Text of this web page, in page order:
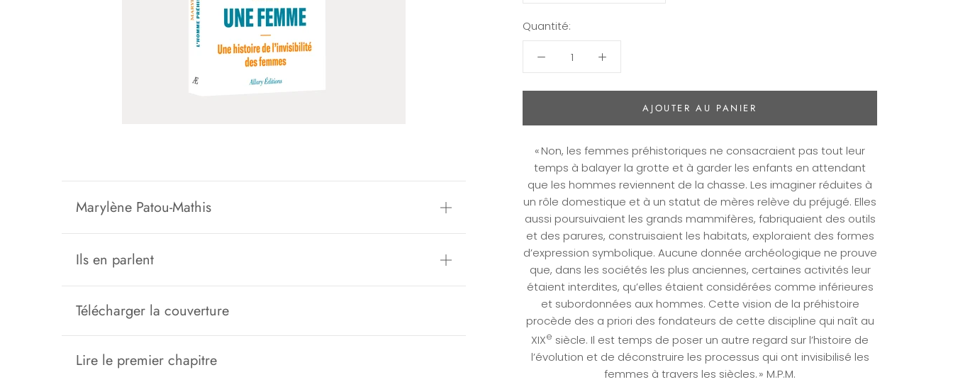
Quantité:
AJOUTER AU PANIER
« Non, les femmes préhistoriques ne consacraient pas tout leur
temps à balayer la grotte et à garder les enfants en attendant
que les hommes reviennent de la chasse. Les imaginer réduites à
un rôle domestique et à un statut de mères relève du préjugé. Elles
aussi poursuivaient les grands mammifères, fabriquaient des outils
et des parures, construisaient les habitats, exploraient des formes
d’expression symbolique. Aucune donnée archéologique ne prouve
que, dans les sociétés les plus anciennes, certaines activités leur
étaient interdites, qu’elles étaient considérées comme inférieures
et subordonnées aux hommes. Cette vision de la préhistoire
procède des a priori des fondateurs de cette discipline qui naît au
XIXe siècle. Il est temps de poser un autre regard sur l’histoire de
l’évolution et de déconstruire les processus qui ont invisibilisé les
femmes à travers les siècles. » M.P.M.
Marylène Patou-Mathis
Ils en parlent
Télécharger la couverture
Lire le premier chapitre